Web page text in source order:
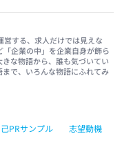
する、求人だけでは見えな
企業の中」を企業自身が飾ら
な物語から、誰も気づいてい
で、いろんな物語にふれてみ
PRサンプル
志望動機